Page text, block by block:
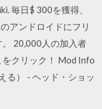
毎日$ 300を獲得、
アンドロイドにフリ
20,000人の加入者
クリック！ Mod Info
る） - ヘッド・ショッ